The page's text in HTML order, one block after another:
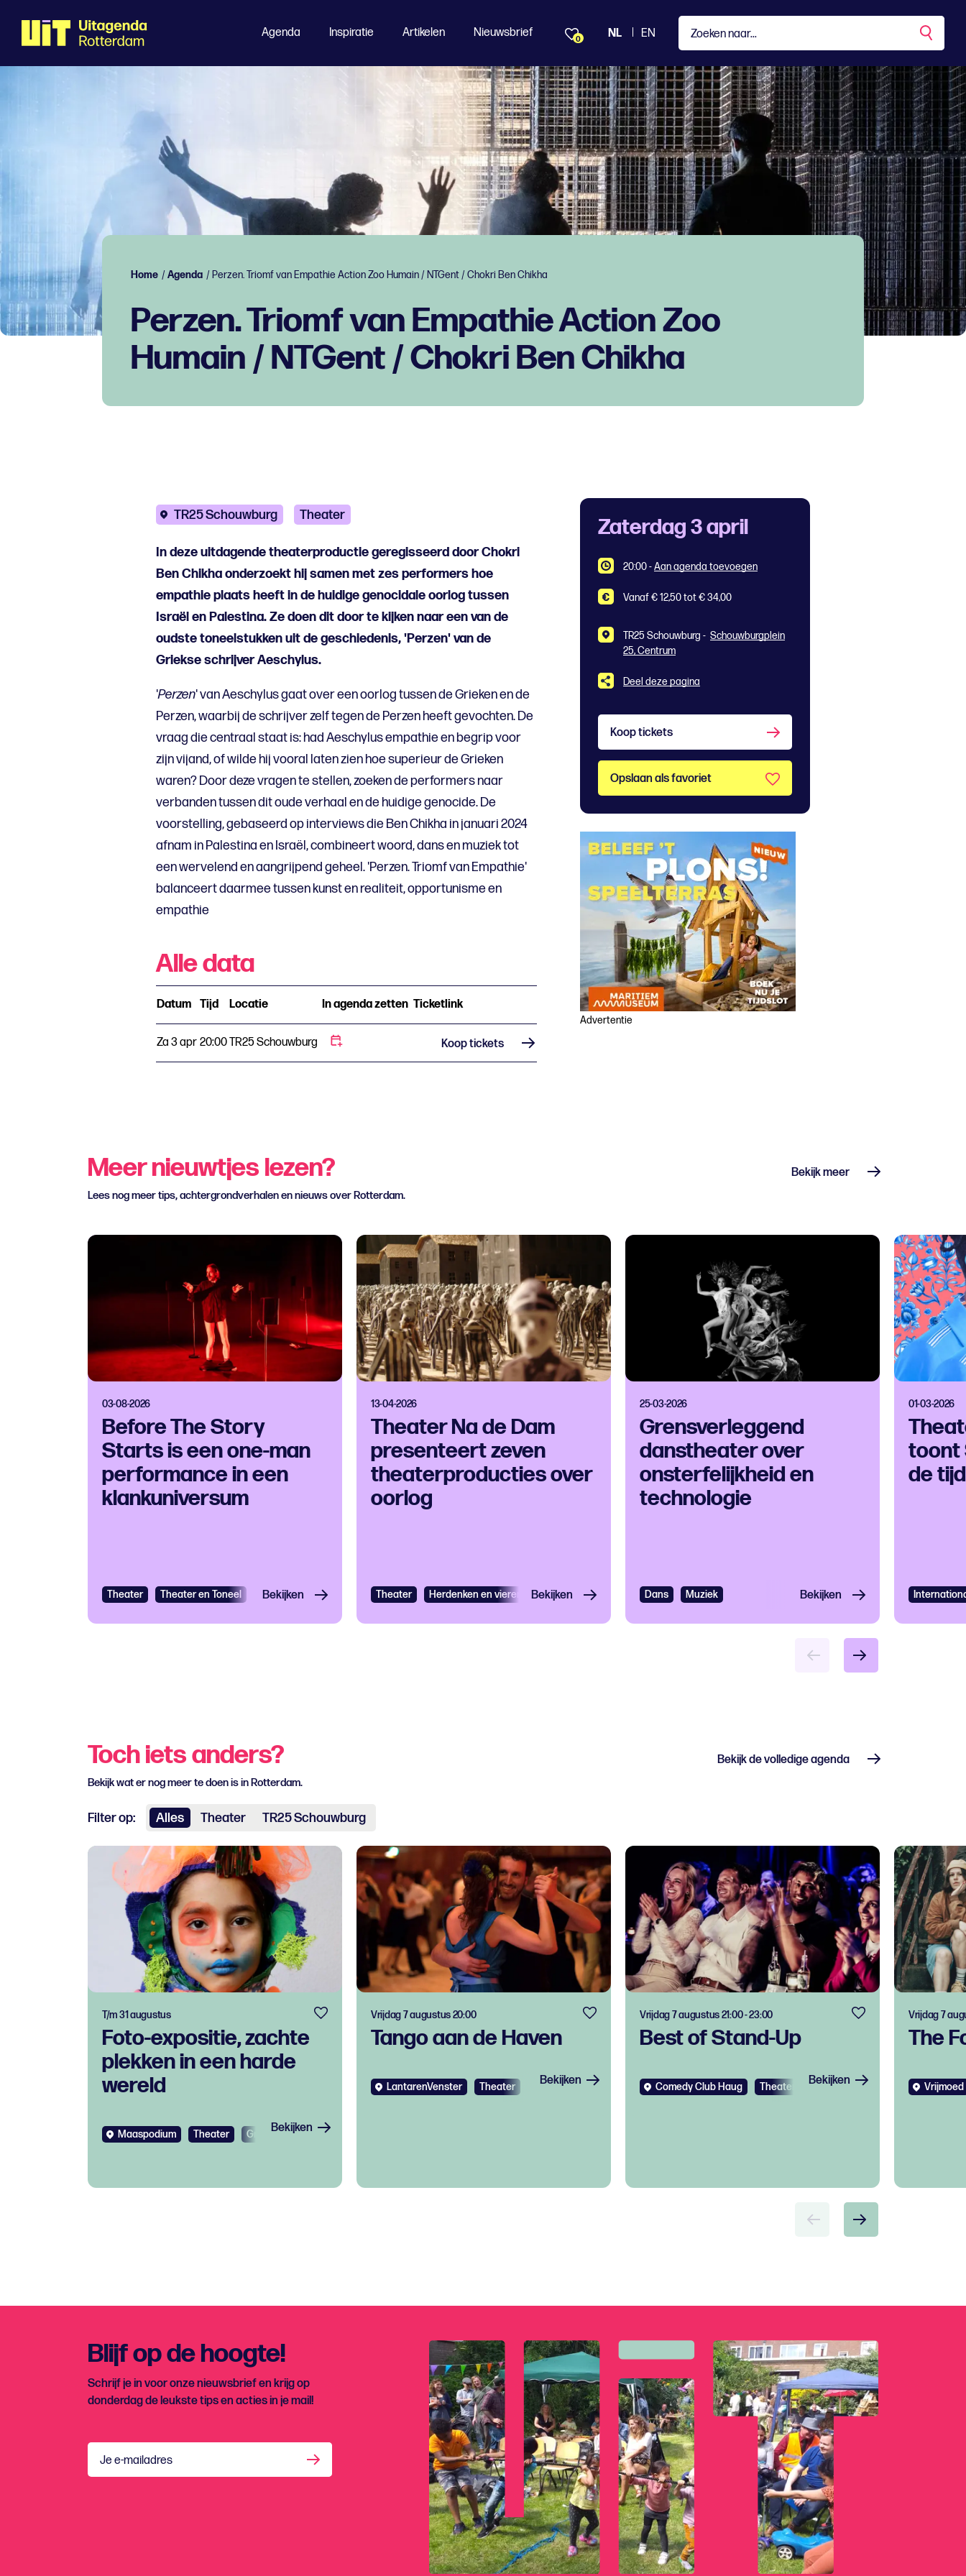
Agenda Inspiratie Artikelen Nieuwsbrief 0 NL EN
Home /Agenda / Perzen. Triomf van Empathie Action Zoo Humain / NTGent / Chokri Ben Chikha
Perzen. Triomf van Empathie Action Zoo
Humain / NTGent / Chokri Ben Chikha
TR25 Schouwburg Theater
In deze uitdagende theaterproductie geregisseerd door Chokri
Ben Chikha onderzoekt hij samen met zes performers hoe
empathie plaats heeft in de huidige genocidale oorlog tussen
Israël en Palestina. Ze doen dit door te kijken naar een van de
oudste toneelstukken uit de geschiedenis, 'Perzen' van de
Griekse schrijver Aeschylus.
'Perzen' van Aeschylus gaat over een oorlog tussen de Grieken en de
Perzen, waarbij de schrijver zelf tegen de Perzen heeft gevochten. De
vraag die centraal staat is: had Aeschylus empathie en begrip voor
zijn vijand, of wilde hij vooral laten zien hoe superieur de Grieken
waren? Door deze vragen te stellen, zoeken de performers naar
verbanden tussen dit oude verhaal en de huidige genocide. De
voorstelling, gebaseerd op interviews die Ben Chikha in januari 2024
afnam in Palestina en Israël, combineert woord, dans en muziek tot
een wervelend en aangrijpend geheel. 'Perzen. Triomf van Empathie'
balanceert daarmee tussen kunst en realiteit, opportunisme en
empathie
Alle data
Datum Tijd Locatie In agenda zetten Ticketlink
Za 3 apr 20:00TR25 Schouwburg Koop tickets
Zaterdag 3 april
20:00-Aan agenda toevoegen
Vanaf € 12,50 tot € 34,00
TR25 Schouwburg - Schouwburgplein
25, Centrum
Deel deze pagina
Koop tickets
Opslaan als favoriet
Advertentie
Meer nieuwtjes lezen?
Lees nog meer tips, achtergrondverhalen en nieuws over Rotterdam.
Bekijk meer
03-08-2026
Before The Story
Starts is een one-man
performance in een
klankuniversum
Theater Theater en Toneel Bekijken
13-04-2026
Theater Na de Dam
presenteert zeven
theaterproducties over
oorlog
Theater Herdenken en vieren Jeugdtheater Theater en Toneel
Bekijken
25-03-2026
Grensverleggend
danstheater over
onsterfelijkheid en
technologie
Dans Muziek Bekijken
01-03-2026
toont
de
Toch iets anders?
Bekijk wat er nog meer te doen is in Rotterdam.
Filter op: Alles Theater TR25 Schouwburg
Bekijk de volledige agenda
Foto-expositie, zachte
plekken in een harde
wereld
T/m 31 augustus
Maaspodium Theater GratisBekijken
Tango aan de Haven
Vrijdag 7 augustus 20:00
LantarenVenster Theater Bekijken
Best of Stand-Up
Vrijdag 7 augustus 21:00 - 23:00
Comedy Club Haug Theater Bekijken
The
Vrijdag 7
Vrijmoed
Blijf op de hoogte!
Schrijf je in voor onze nieuwsbrief en krijg op
donderdag de leukste tips en acties in je mail!
Je e-mailadres